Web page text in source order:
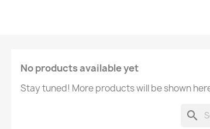
No products available yet
Stay tuned! More products will be shown
search